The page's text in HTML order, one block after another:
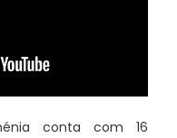
conta com 16